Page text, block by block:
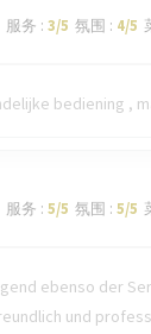
服务 : 3/5 氛围 : 4/5
bediening ,
服务 : 5/5 氛围 : 5/5
ebenso der
und